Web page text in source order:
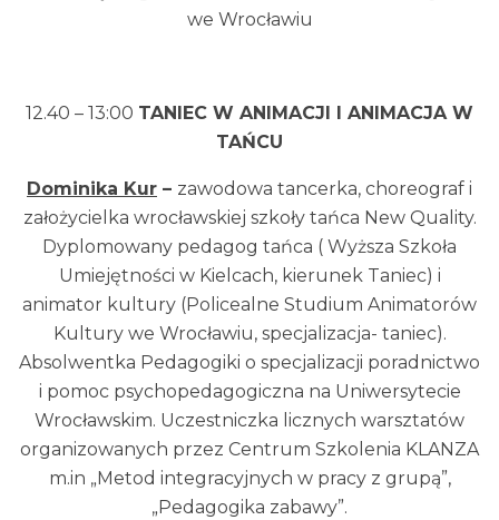
we Wrocławiu
12.40 – 13:00 TANIEC W ANIMACJI I ANIMACJA W
TAŃCU
Dominika Kur – zawodowa tancerka, choreograf i
założycielka wrocławskiej szkoły tańca New Quality.
Dyplomowany pedagog tańca ( Wyższa Szkoła
Umiejętności w Kielcach, kierunek Taniec) i
animator kultury (Policealne Studium Animatorów
Kultury we Wrocławiu, specjalizacja- taniec).
Absolwentka Pedagogiki o specjalizacji poradnictwo
i pomoc psychopedagogiczna na Uniwersytecie
Wrocławskim. Uczestniczka licznych warsztatów
organizowanych przez Centrum Szkolenia KLANZA
m.in „Metod integracyjnych w pracy z grupą”,
„Pedagogika zabawy”.